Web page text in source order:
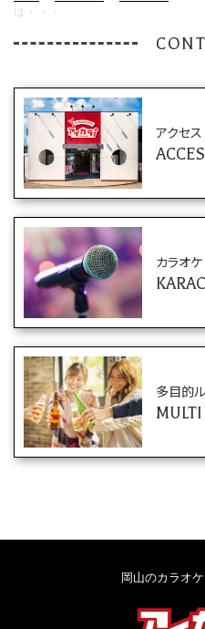
は・・・
アクセス
カラオケ
多目的
岡山のカラオ